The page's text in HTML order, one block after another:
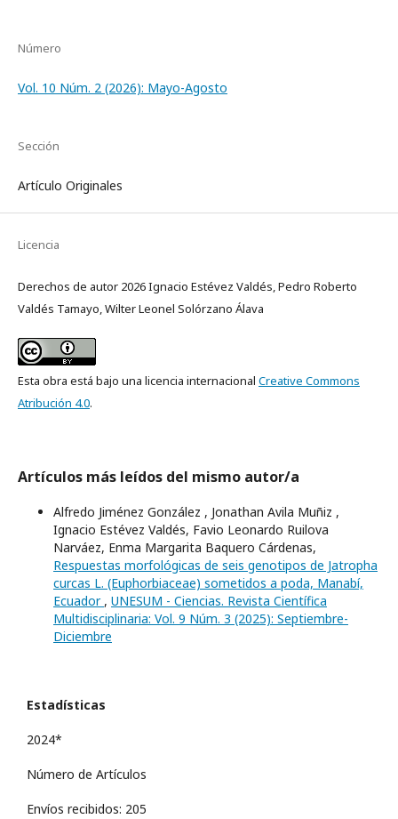
Número
Vol. 10 Núm. 2 (2026): Mayo-Agosto
Sección
Artículo Originales
Licencia
Derechos de autor 2026 Ignacio Estévez Valdés, Pedro Roberto
Valdés Tamayo, Wilter Leonel Solórzano Álava
Esta obra está bajo una licencia internacional Creative Commons
Atribución 4.0.
Artículos más leídos del mismo autor/a
Alfredo Jiménez González , Jonathan Avila Muñiz ,
Ignacio Estévez Valdés, Favio Leonardo Ruilova
Narváez, Enma Margarita Baquero Cárdenas,
Respuestas morfológicas de seis genotipos de Jatropha
curcas L. (Euphorbiaceae) sometidos a poda, Manabí,
Ecuador , UNESUM - Ciencias. Revista Científica
Multidisciplinaria: Vol. 9 Núm. 3 (2025): Septiembre-
Diciembre
Estadísticas
2024*
Número de Artículos
Envíos recibidos: 205